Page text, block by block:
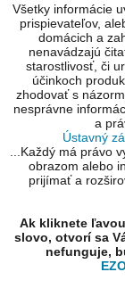
Všetky informácie
prispievateľov,
domácich a
nenavádzajú
starostlivosť, či
účinkoch
zhodovať s
nesprávne
a
Ústavný
...Každý má právo
obrazom alebo
prijímať a
Ak kliknete
slovo, otvorí sa
nefunguje,